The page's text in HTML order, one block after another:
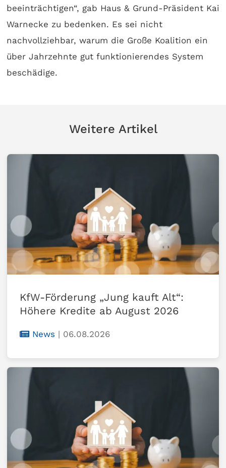
beeinträchtigen“, gab Haus & Grund-Präsident Kai
Warnecke zu bedenken. Es sei nicht
nachvollziehbar, warum die Große Koalition ein
über Jahrzehnte gut funktionierendes System
beschädige.
Weitere Artikel
KfW-Förderung „Jung kauft Alt“:
Höhere Kredite ab August 2026
News | 06.08.2026